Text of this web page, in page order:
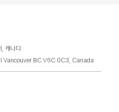
, 캐나다
Vancouver BC V6C 0C3, Canada